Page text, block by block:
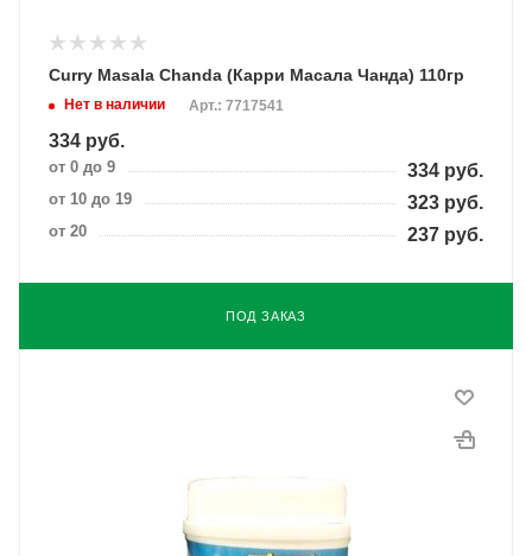
Curry Masala Chanda (Карри Масала Чанда) 110гр
Нет в наличии Арт.: 7717541
334 руб.
от 0 до 9 334 руб.
от 10 до 19 323 руб.
от 20 237 руб.
ПОД ЗАКАЗ